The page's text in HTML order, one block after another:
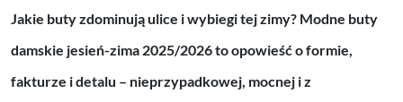
Jakie buty zdominują ulice i wybiegi tej zimy? Modne buty
damskie jesień-zima 2025/2026 to opowieść o formie,
fakturze i detalu – nieprzypadkowej, mocnej i z